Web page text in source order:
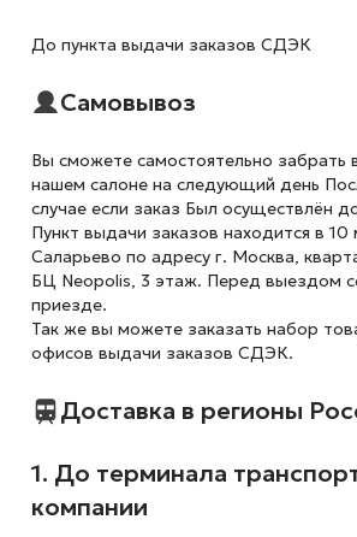
До пункта выдачи заказов СДЭК
Самовывоз
Вы сможете самостоятельно забрать
нашем салоне на следующий день
случае если заказ Был осуществлён
Пункт выдачи заказов находится в
Саларьево по адресу г. Москва,
БЦ Neopolis, 3 этаж. Перед выездом
приезде.
Так же вы можете заказать набор
офисов выдачи заказов СДЭК.
Доставка в регионы
1. До терминала
компании